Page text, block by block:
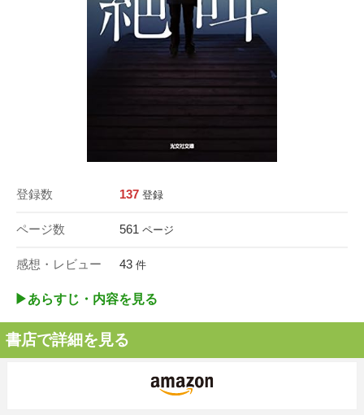
登録数 137 登録
ページ数 561 ページ
感想・レビュー 43 件
▶︎あらすじ・内容を見る
書店で詳細を見る